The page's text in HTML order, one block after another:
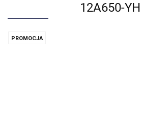
12A650-YH
PROMOCJA